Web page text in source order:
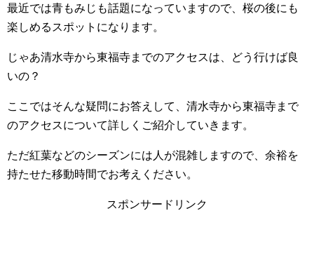
最近では青もみじも話題になっていますので、桜の後にも
楽しめるスポットになります。
じゃあ清水寺から東福寺までのアクセスは、どう行けば良
いの？
ここではそんな疑問にお答えして、清水寺から東福寺まで
のアクセスについて詳しくご紹介していきます。
ただ紅葉などのシーズンには人が混雑しますので、余裕を
持たせた移動時間でお考えください。
スポンサードリンク